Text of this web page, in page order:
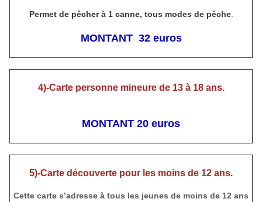
Permet de pêcher à 1 canne, tous modes de pêche.
MONTANT 32 euros
4)-Carte personne mineure de 13 à 18 ans.
MONTANT 20 euros
5)-Carte découverte pour les moins de 12 ans.
Cette carte s’adresse à tous les jeunes de moins de 12 ans